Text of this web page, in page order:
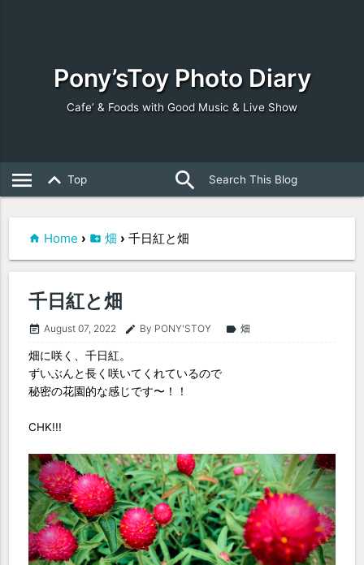
Pony’sToy Photo Diary
Cafe’ & Foods with Good Music & Live Show
menu keyboard_arrow_up Top search
Home › 畑 › 千日紅と畑
千日紅と畑
event_note August 07, 2022 edit By PONY'STOY label 畑
畑に咲く、千日紅。
ずいぶんと長く咲いてくれているので
秘密の花園的な感じです〜！！
CHK!!!